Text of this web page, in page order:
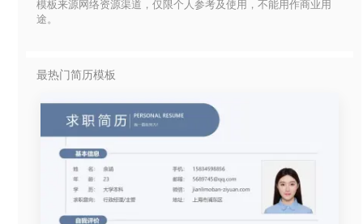
模板来源网络资源渠道，仅限个人参考及使用，不能用作商业用
途。
最热门简历模板